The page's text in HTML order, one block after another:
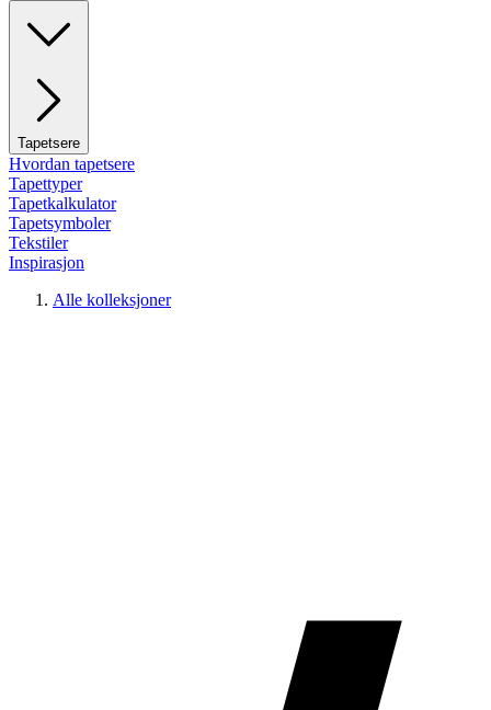
Tapetsere
Hvordan tapetsere
Tapettyper
Tapetkalkulator
Tapetsymboler
Tekstiler
Inspirasjon
Alle kolleksjoner